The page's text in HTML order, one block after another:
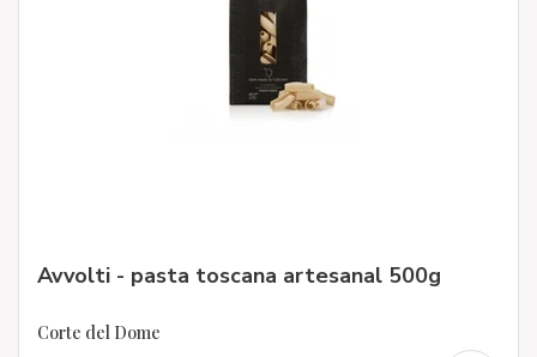
Avvolti - pasta toscana artesanal 500g
Corte del Dome